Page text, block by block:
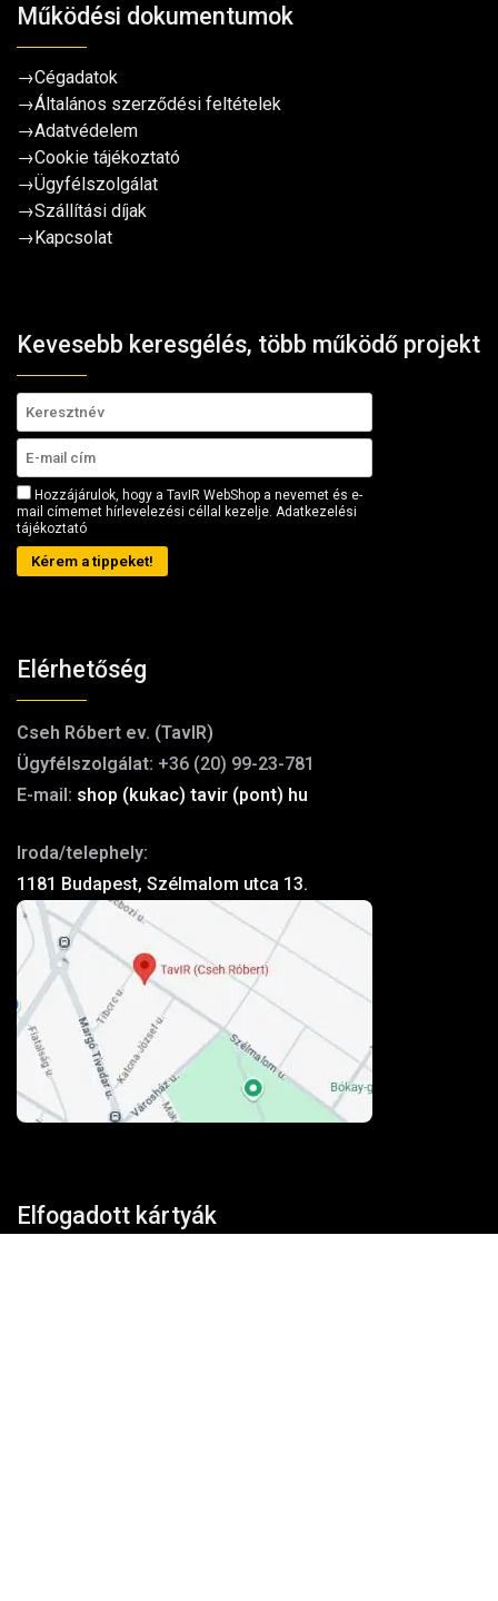
Működési dokumentumok
→Cégadatok
→Általános szerződési feltételek
→Adatvédelem
→Cookie tájékoztató
→Ügyfélszolgálat
→Szállítási díjak
→Kapcsolat
Kevesebb keresgélés, több működő projekt
Hozzájárulok, hogy a TavIR WebShop a nevemet és e-
mail címemet hírlevelezési céllal kezelje. Adatkezelési
tájékoztató
Kérem a tippeket!
Elérhetőség
Cseh Róbert ev. (TavIR)
Ügyfélszolgálat: +36 (20) 99-23-781
E-mail: shop (kukac) tavir (pont) hu
Iroda/telephely:
1181 Budapest, Szélmalom utca 13.
Elfogadott kártyák